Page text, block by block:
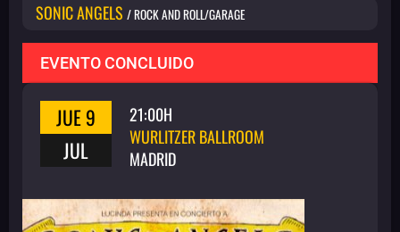
SONIC ANGELS / ROCK AND ROLL/GARAGE
EVENTO CONCLUIDO
JUE 9
JUL
21:00H
WURLITZER BALLROOM
MADRID